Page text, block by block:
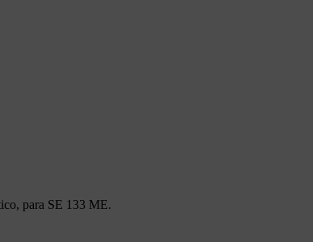
para SE 133 ME.